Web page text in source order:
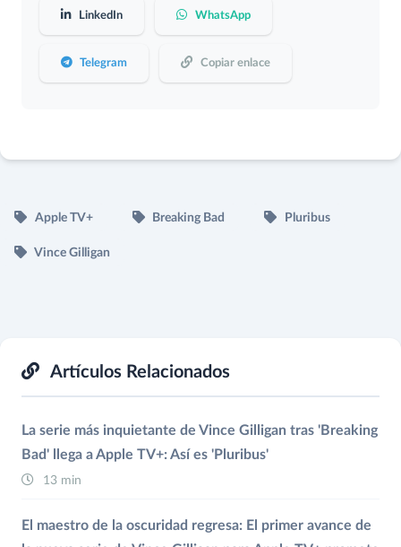
LinkedIn WhatsApp
Telegram Copiar enlace
Apple TV+ Breaking Bad Pluribus
Vince Gilligan
Artículos Relacionados
La serie más inquietante de Vince Gilligan tras 'Breaking
Bad' llega a Apple TV+: Así es 'Pluribus'
13 min
El maestro de la oscuridad regresa: El primer avance de